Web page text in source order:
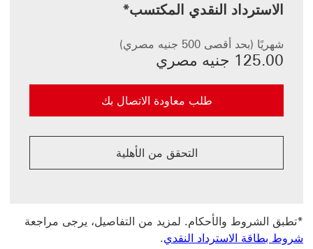
الاسترداد النقدي المكتسب*
شهريًا (بحد أقصى 500 جنيه مصري)
125.00 جنيه مصري
طلب معاودة الاتصال بك
التحقق من الأهلية
*تطبق الشروط والأحكام. لمزيد من التفاصيل، يرجى مراجعة
شروط بطاقة الاسترداد النقدي.